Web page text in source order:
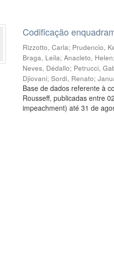
Codificação
Rizzotto, Carla; Prudencio,
Braga, Leila;Anacleto, Helen;
Neves, Dédallo; Petrucci,
Djiovani;Sordi, Renato;
Base de dados referente à
Rousseff, publicadas entre
impeachment) até 31 de